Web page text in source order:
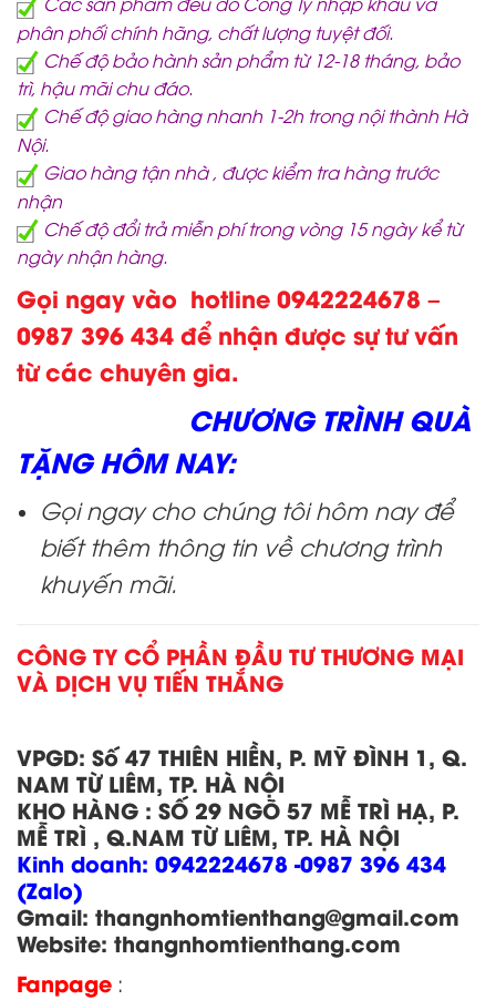
phân phối chính hãng, chất lượng tuyệt đối.
Chế độ bảo hành sản phẩm từ 12-18 tháng, bảo
trì, hậu mãi chu đáo.
Chế độ giao hàng nhanh 1-2h trong nội thành Hà
Nội.
Giao hàng tận nhà , được kiểm tra hàng trước
nhận
Chế độ đổi trả miễn phí trong vòng 15 ngày kể từ
ngày nhận hàng.
Gọi ngay vào hotline 0942224678 –
0987 396 434 để nhận được sự tư vấn
từ các chuyên gia.
CHƯƠNG TRÌNH QUÀ
TẶNG HÔM NAY:
Gọi ngay cho chúng tôi hôm nay để
biết thêm thông tin về chương trình
khuyến mãi.
CÔNG TY CỔ PHẦN ĐẦU TƯ THƯƠNG MẠI
VÀ DỊCH VỤ TIẾN THẮNG
VPGD: Số 47 THIÊN HIỀN, P. MỸ ĐÌNH 1, Q.
NAM TỪ LIÊM, TP. HÀ NỘI
KHO HÀNG : SỐ 29 NGÕ 57 MỄ TRÌ HẠ, P.
MỄ TRÌ , Q.NAM TỪ LIÊM, TP. HÀ NỘI
Kinh doanh: 0942224678 -0987 396 434
(Zalo)
Gmail: thangnhomtienthang@gmail.com
Website: thangnhomtienthang.com
Fanpage :